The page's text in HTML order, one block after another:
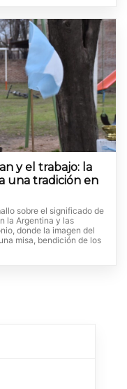
y el trabajo: la
una tradición en
sobre el significado de
la Argentina y las
donde la imagen del
misa, bendición de los